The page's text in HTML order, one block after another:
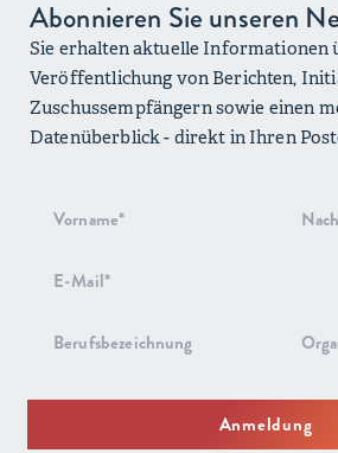
Abonnieren Sie unseren
Sie erhalten aktuelle Informationen
Veröffentlichung von Berichten,
Zuschussempfängern sowie einen
Datenüberblick - direkt in Ihren
Anmeldung
Newsletter
Anmeldung